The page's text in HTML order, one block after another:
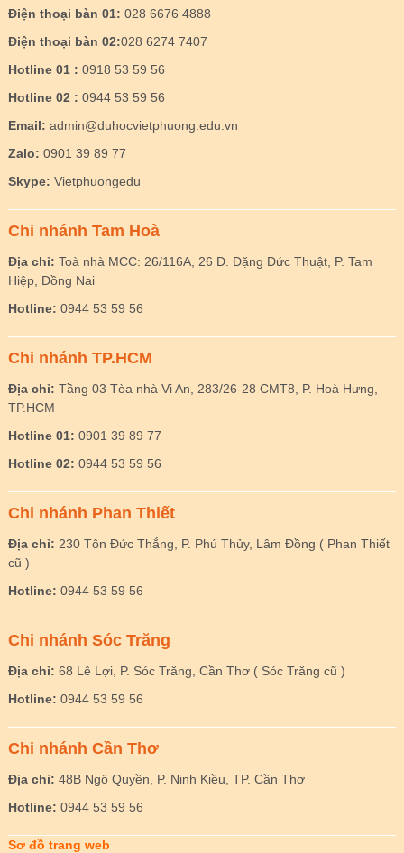
Điện thoại bàn 01: 028 6676 4888
Điện thoại bàn 02:028 6274 7407
Hotline 01 : 0918 53 59 56
Hotline 02 : 0944 53 59 56
Email: admin@duhocvietphuong.edu.vn
Zalo: 0901 39 89 77
Skype: Vietphuongedu
Chi nhánh Tam Hoà
Địa chỉ: Toà nhà MCC: 26/116A, 26 Đ. Đặng Đức Thuật, P. Tam
Hiệp, Đồng Nai
Hotline: 0944 53 59 56
Chi nhánh TP.HCM
Địa chỉ: Tầng 03 Tòa nhà Vi An, 283/26-28 CMT8, P. Hoà Hưng,
TP.HCM
Hotline 01: 0901 39 89 77
Hotline 02: 0944 53 59 56
Chi nhánh Phan Thiết
Địa chỉ: 230 Tôn Đức Thắng, P. Phú Thủy, Lâm Đồng ( Phan Thiết
cũ )
Hotline: 0944 53 59 56
Chi nhánh Sóc Trăng
Địa chỉ: 68 Lê Lợi, P. Sóc Trăng, Cần Thơ ( Sóc Trăng cũ )
Hotline: 0944 53 59 56
Chi nhánh Cần Thơ
Địa chỉ: 48B Ngô Quyền, P. Ninh Kiều, TP. Cần Thơ
Hotline: 0944 53 59 56
Sơ đồ trang web